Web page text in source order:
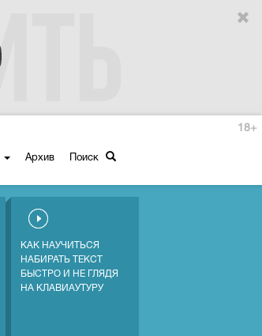
Архив Поиск
18+
КАК НАУЧИТЬСЯ
НАБИРАТЬ ТЕКСТ
БЫСТРО И НЕ ГЛЯДЯ
НА КЛАВИАУТУРУ